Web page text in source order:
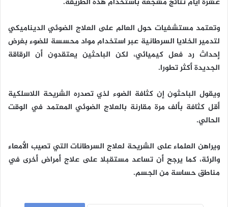
وتعتمد مستشفيات حول العالم على العلاج الضوئي الديناميكي
لتدمير الخلايا السرطانية عبر استخدام مواد محسسة للضوء بغرض
إحداث رد فعل كيميائي، لكن الباحثين يعتقدون أن الرقاقة
الجديدة أكثر تطورا.
ويقول الباحثون إن كثافة الضوء لذي تصدره الشريحة اللاسلكية
أقل كثافة بألف مرة مقارنة بالعلاج الضوئي المعتمد في الوقت
الحالي.
ويراهن العلماء على الشريحة لعلاج السرطانات التي تصيب الأمعاء
والرئة، كما يرجح أن تساعد مستقبلا على علاج أمراض أخرى في
مناطق حساسة من الجسم.